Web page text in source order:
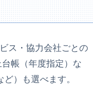
ス・協力会社ごとの
帳（年度指定）な
）も選べます。